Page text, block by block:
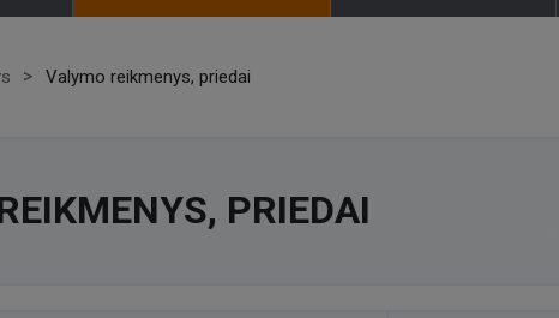
Valymo reikmenys, priedai
PRIEDAI